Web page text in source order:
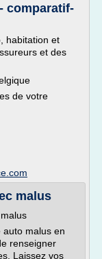
comparatif-
habitation et
et des
de votre
malus
auto malus en
renseigner
Laissez vos